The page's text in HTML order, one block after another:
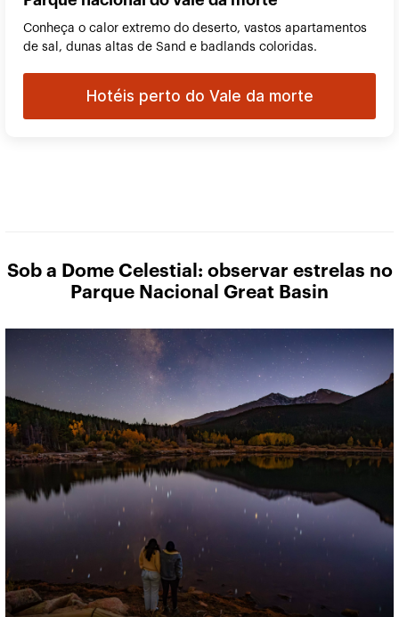
Conheça o calor extremo do deserto, vastos apartamentos
de sal, dunas altas de Sand e badlands coloridas.
Hotéis perto do Vale da morte
Sob a Dome Celestial: observar estrelas no
Parque Nacional Great Basin